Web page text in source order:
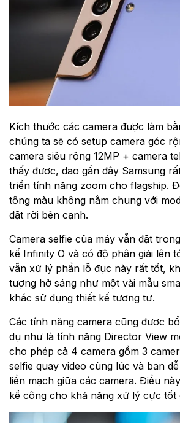
Kích thước các camera được làm
chúng ta sẽ có setup camera góc
camera siêu rộng 12MP + camera
thấy được, dạo gần đây Samsung
triển tính năng zoom cho flagship.
tông màu không nằm chung với
đặt rời bên cạnh.
Camera selfie của máy vẫn đặt
kế Infinity O và có độ phân giải lên
vẫn xử lý phần lỗ đục này rất tốt,
tượng hở sáng như một vài mẫu
khác sử dụng thiết kế tương tự.
Các tính năng camera cũng được
dụ như là tính năng Director View
cho phép cả 4 camera gồm 3
selfie quay video cùng lúc và bạn
liền mạch giữa các camera. Điều
kể công cho khả năng xử lý cực tốt